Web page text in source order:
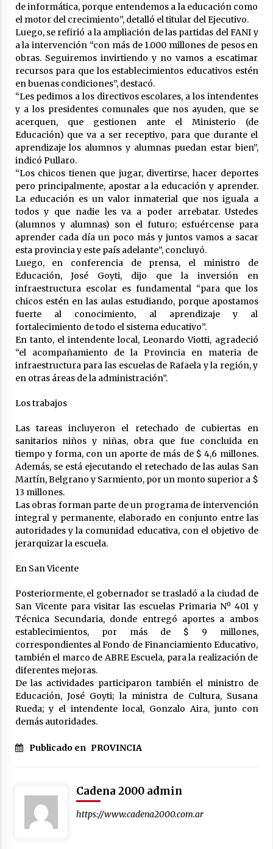
de informática, porque entendemos a la educación como
el motor del crecimiento”, detalló el titular del Ejecutivo.
Luego, se refirió a la ampliación de las partidas del FANI y
a la intervención “con más de 1.000 millones de pesos en
obras. Seguiremos invirtiendo y no vamos a escatimar
recursos para que los establecimientos educativos estén
en buenas condiciones”, destacó.
“Les pedimos a los directivos escolares, a los intendentes
y a los presidentes comunales que nos ayuden, que se
acerquen, que gestionen ante el Ministerio (de
Educación) que va a ser receptivo, para que durante el
aprendizaje los alumnos y alumnas puedan estar bien”,
indicó Pullaro.
“Los chicos tienen que jugar, divertirse, hacer deportes
pero principalmente, apostar a la educación y aprender.
La educación es un valor inmaterial que nos iguala a
todos y que nadie les va a poder arrebatar. Ustedes
(alumnos y alumnas) son el futuro; esfuércense para
aprender cada día un poco más y juntos vamos a sacar
esta provincia y este país adelante”, concluyó.
Luego, en conferencia de prensa, el ministro de
Educación, José Goyti, dijo que la inversión en
infraestructura escolar es fundamental “para que los
chicos estén en las aulas estudiando, porque apostamos
fuerte al conocimiento, al aprendizaje y al
fortalecimiento de todo el sistema educativo”.
En tanto, el intendente local, Leonardo Viotti, agradeció
“el acompañamiento de la Provincia en materia de
infraestructura para las escuelas de Rafaela y la región, y
en otras áreas de la administración”.
Los trabajos
Las tareas incluyeron el retechado de cubiertas en
sanitarios niños y niñas, obra que fue concluida en
tiempo y forma, con un aporte de más de $ 4,6 millones.
Además, se está ejecutando el retechado de las aulas San
Martín, Belgrano y Sarmiento, por un monto superior a $
13 millones.
Las obras forman parte de un programa de intervención
integral y permanente, elaborado en conjunto entre las
autoridades y la comunidad educativa, con el objetivo de
jerarquizar la escuela.
En San Vicente
Posteriormente, el gobernador se trasladó a la ciudad de
San Vicente para visitar las escuelas Primaria Nº 401 y
Técnica Secundaria, donde entregó aportes a ambos
establecimientos, por más de $ 9 millones,
correspondientes al Fondo de Financiamiento Educativo,
también el marco de ABRE Escuela, para la realización de
diferentes mejoras.
De las actividades participaron también el ministro de
Educación, José Goyti; la ministra de Cultura, Susana
Rueda; y el intendente local, Gonzalo Aira, junto con
demás autoridades.
Publicado en PROVINCIA
Cadena 2000 admin
https://www.cadena2000.com.ar